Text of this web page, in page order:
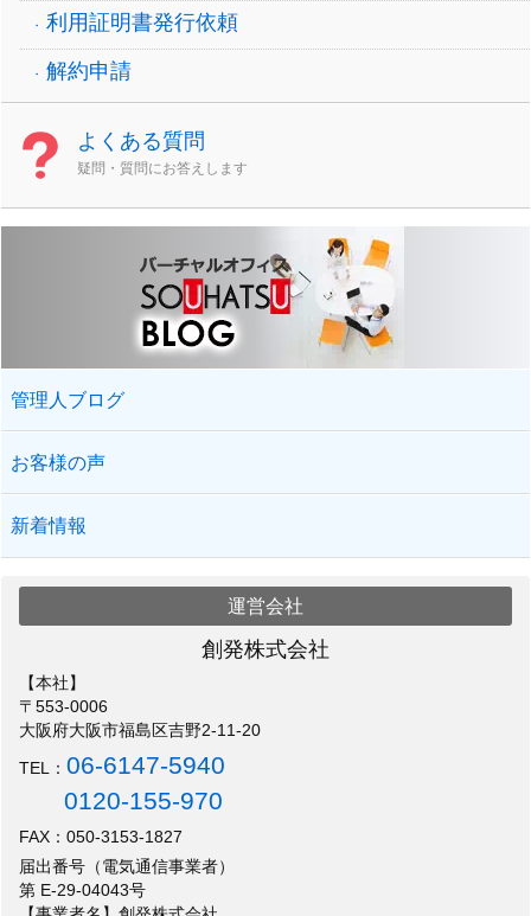
利用証明書発行依頼
解約申請
よくある質問
疑問・質問にお答えします
管理人ブログ
お客様の声
新着情報
運営会社
創発株式会社
【本社】
〒553-0006
大阪府大阪市福島区吉野2-11-20
TEL：06-6147-5940
0120-155-970
FAX：050-3153-1827
届出番号（電気通信事業者）
第 E-29-04043号